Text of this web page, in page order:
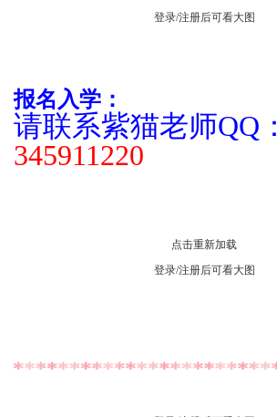
登录/注册后可看大图
报名入学：
请联系紫猫老师QQ：
345911220
点击重新加载
登录/注册后可看大图